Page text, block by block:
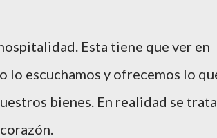
Esta tiene que ver en
lo escuchamos y ofrecemos lo
bienes. En realidad se trata